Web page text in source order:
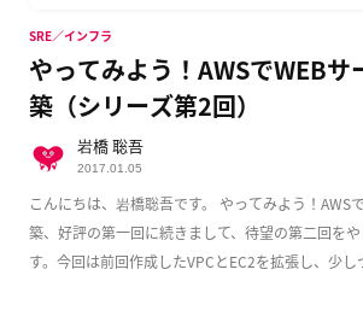
やってみよう！AWSでWEBサ
築（シリーズ第2回）
こんにちは、岩橋聡吾です。 やってみよう！AWS
築、好評の第一回に続きまして、待望の第二回を
す。今回は前回作成したVPCとEC2を拡張し、少
SRE／インフラ
岩橋 聡吾
2017.01.05